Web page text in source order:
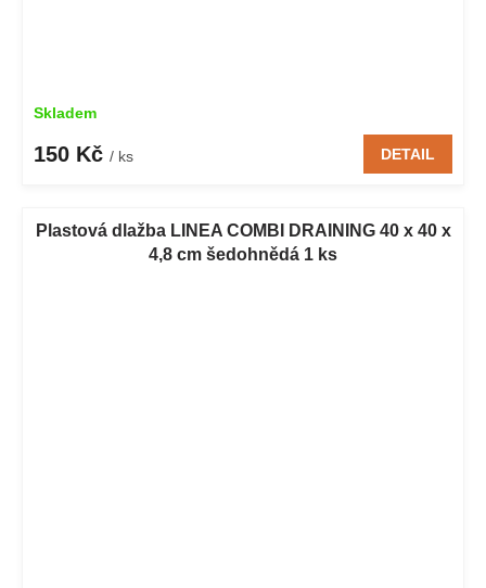
Skladem
150 Kč / ks DETAIL
Plastová dlažba LINEA COMBI DRAINING 40 x 40 x
4,8 cm šedohnědá 1 ks